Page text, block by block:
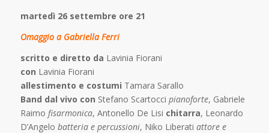
martedì 26 settembre ore 21
Omaggio a Gabriella Ferri
scritto e diretto da Lavinia Fiorani
con Lavinia Fiorani
allestimento e costumi Tamara Sarallo
Band dal vivo con Stefano Scartocci pianoforte, Gabriele
Raimo fisarmonica, Antonello De Lisi chitarra, Leonardo
D’Angelo batteria e percussioni, Niko Liberati attore e